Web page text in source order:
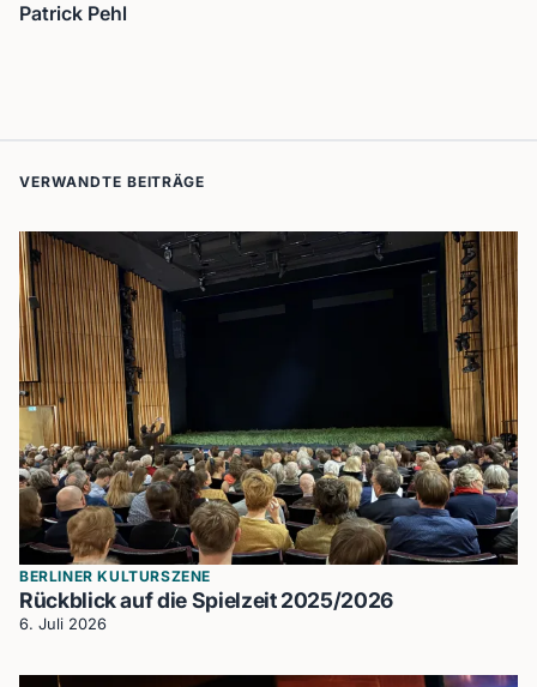
Patrick Pehl
VERWANDTE BEITRÄGE
BERLINER KULTURSZENE
Rückblick auf die Spielzeit 2025/2026
6. Juli 2026